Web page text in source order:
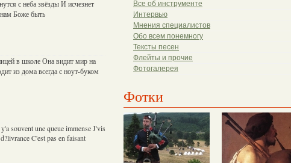
Все об инструменте
Интервью
Мнения специалистов
Обо всем понемногу
Тексты песен
Флейты и прочие
Фотогалерея
Фотки
с неба звёзды И исчезнет
нам Боже быть
в школе Она видит мир на
из дома всегда с ноут-буком
souvent une queue immense J'vis
C'est pas en faisant